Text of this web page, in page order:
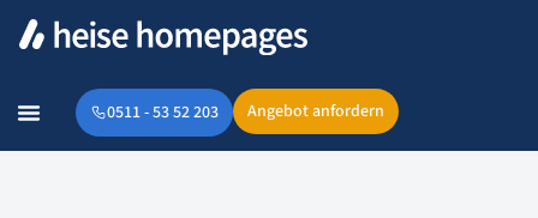
0511 - 53 52 203 Angebot anfordern